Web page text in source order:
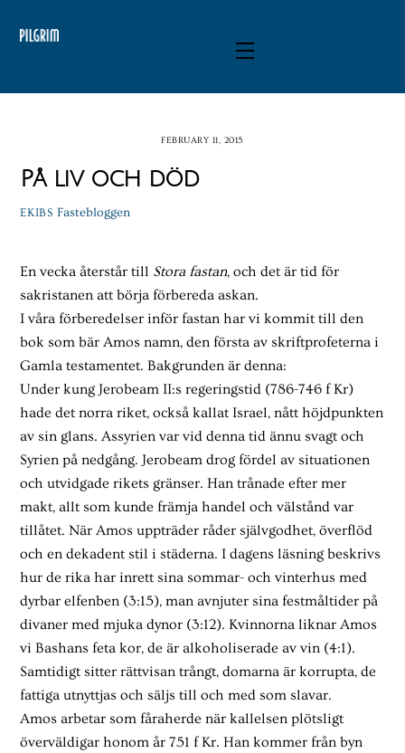
Menu
FEBRUARY 11, 2015
På liv och död
EKIBS Fastebloggen
En vecka återstår till Stora fastan, och det är tid för
sakristanen att börja förbereda askan.
I våra förberedelser inför fastan har vi kommit till den
bok som bär Amos namn, den första av skriftprofeterna i
Gamla testamentet. Bakgrunden är denna:
Under kung Jerobeam II:s regeringstid (786-746 f Kr)
hade det norra riket, också kallat Israel, nått höjdpunkten
av sin glans. Assyrien var vid denna tid ännu svagt och
Syrien på nedgång. Jerobeam drog fördel av situationen
och utvidgade rikets gränser. Han trånade efter mer
makt, allt som kunde främja handel och välstånd var
tillåtet. När Amos uppträder råder självgodhet, överflöd
och en dekadent stil i städerna. I dagens läsning beskrivs
hur de rika har inrett sina sommar- och vinterhus med
dyrbar elfenben (3:15), man avnjuter sina festmåltider på
divaner med mjuka dynor (3:12). Kvinnorna liknar Amos
vi Bashans feta kor, de är alkoholiserade av vin (4:1).
Samtidigt sitter rättvisan trångt, domarna är korrupta, de
fattiga utnyttjas och säljs till och med som slavar.
Amos arbetar som fåraherde när kallelsen plötsligt
överväldigar honom år 751 f Kr. Han kommer från byn